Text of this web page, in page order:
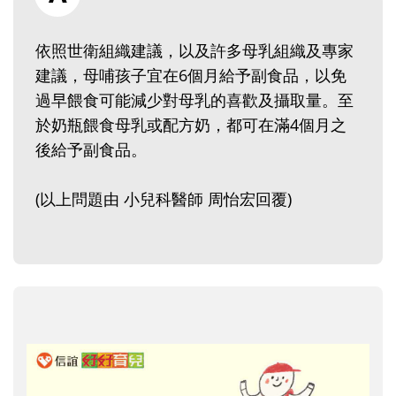
依照世衛組織建議，以及許多母乳組織及專家
建議，母哺孩子宜在6個月給予副食品，以免
過早餵食可能減少對母乳的喜歡及攝取量。至
於奶瓶餵食母乳或配方奶，都可在滿4個月之
後給予副食品。
(以上問題由 小兒科醫師 周怡宏回覆)